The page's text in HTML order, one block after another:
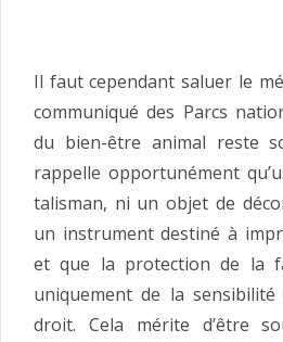
Il faut cependant saluer le
communiqué des Parcs
du bien-être animal reste
rappelle opportunément
talisman, ni un objet de
un instrument destiné à
et que la protection de la
uniquement de la
droit. Cela mérite d’être